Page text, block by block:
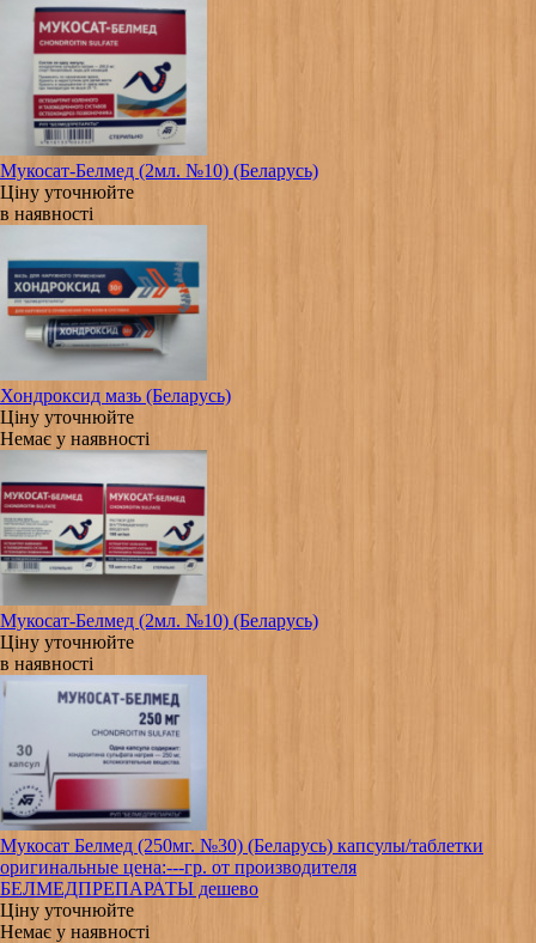
Мукосат-Белмед (2мл. №10) (Беларусь)
Ціну уточнюйте
в наявності
Хондроксид мазь (Беларусь)
Ціну уточнюйте
Немає у наявності
Мукосат-Белмед (2мл. №10) (Беларусь)
Ціну уточнюйте
в наявності
Мукосат Белмед (250мг. №30) (Беларусь) капсулы/таблетки
оригинальные цена:---гр. от производителя
БЕЛМЕДПРЕПАРАТЫ дешево
Ціну уточнюйте
Немає у наявності